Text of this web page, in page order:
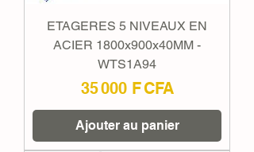
ETAGERES 5 NIVEAUX EN
ACIER 1800x900x40MM -
WTS1A94
Prix
35 000 F CFA
Ajouter au panier